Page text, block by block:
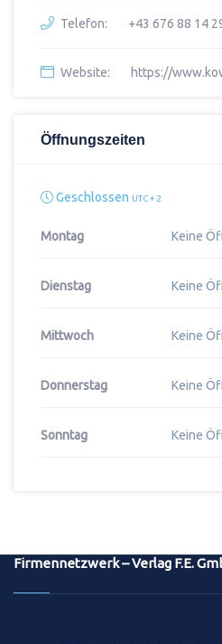
Telefon: +43 676 88 14
Website: https://
Öffnungszeiten
Geschlossen UTC + 2
Montag Keine
Dienstag Keine
Mittwoch Keine
Donnerstag Keine
Sonntag Keine
Firmennetzwerk – Verlag F.E.